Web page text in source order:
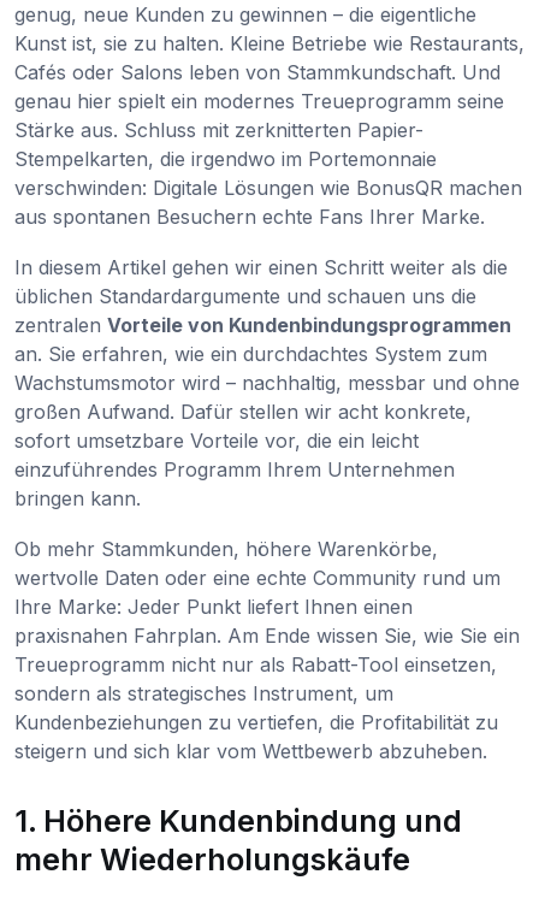
genug, neue Kunden zu gewinnen – die eigentliche
Kunst ist, sie zu halten. Kleine Betriebe wie Restaurants,
Cafés oder Salons leben von Stammkundschaft. Und
genau hier spielt ein modernes Treueprogramm seine
Stärke aus. Schluss mit zerknitterten Papier-
Stempelkarten, die irgendwo im Portemonnaie
verschwinden: Digitale Lösungen wie BonusQR machen
aus spontanen Besuchern echte Fans Ihrer Marke.
In diesem Artikel gehen wir einen Schritt weiter als die
üblichen Standardargumente und schauen uns die
zentralen Vorteile von Kundenbindungsprogrammen
an. Sie erfahren, wie ein durchdachtes System zum
Wachstumsmotor wird – nachhaltig, messbar und ohne
großen Aufwand. Dafür stellen wir acht konkrete,
sofort umsetzbare Vorteile vor, die ein leicht
einzuführendes Programm Ihrem Unternehmen
bringen kann.
Ob mehr Stammkunden, höhere Warenkörbe,
wertvolle Daten oder eine echte Community rund um
Ihre Marke: Jeder Punkt liefert Ihnen einen
praxisnahen Fahrplan. Am Ende wissen Sie, wie Sie ein
Treueprogramm nicht nur als Rabatt-Tool einsetzen,
sondern als strategisches Instrument, um
Kundenbeziehungen zu vertiefen, die Profitabilität zu
steigern und sich klar vom Wettbewerb abzuheben.
1. Höhere Kundenbindung und
mehr Wiederholungskäufe